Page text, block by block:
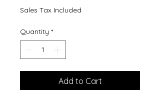
Sales Tax Included
Quantity *
Add to Cart